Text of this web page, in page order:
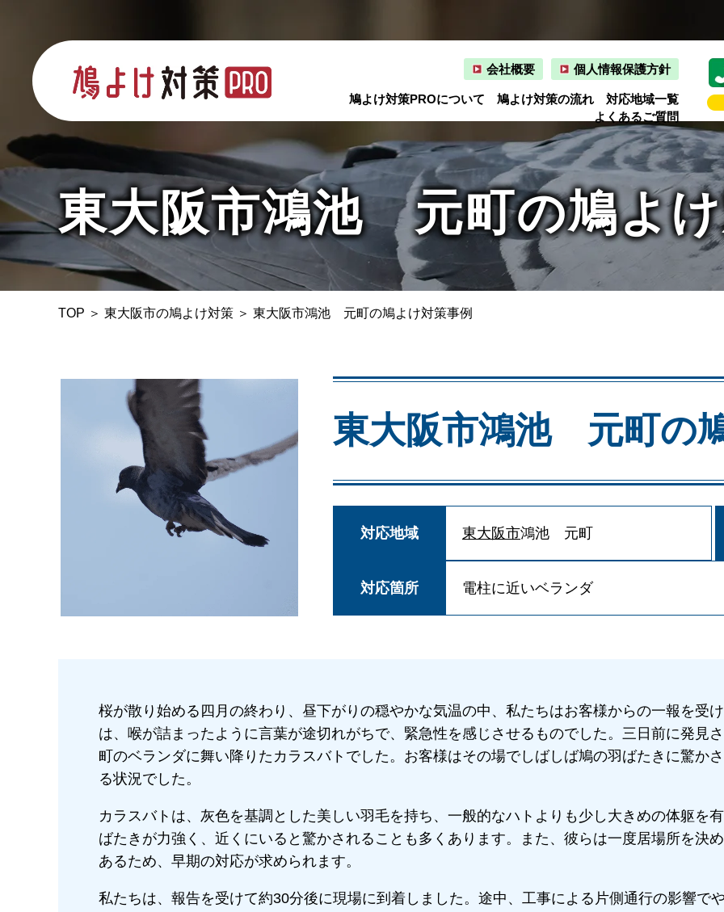
会社概要 個人情報保護方針
鳩よけ対策PROについて 鳩よけ対策の流れ
対応地域一覧
よくあるご質問
東大阪市鴻池 元町の鳩よ
TOP ＞ 東大阪市の鳩よけ対策 ＞ 東大阪市鴻池 元町の鳩よけ対策事例
東大阪市鴻池 元町の
対応地域 東大阪市鴻池 元町
対応箇所 電柱に近いベランダ
桜が散り始める四月の終わり、昼下がりの穏やかな気温の中、私たちはお客様からの一報を受
は、喉が詰まったように言葉が途切れがちで、緊急性を感じさせるものでした。三日前に発見
町のベランダに舞い降りたカラスバトでした。お客様はその場でしばしば鳩の羽ばたきに驚か
る状況でした。
カラスバトは、灰色を基調とした美しい羽毛を持ち、一般的なハトよりも少し大きめの体躯を
ばたきが力強く、近くにいると驚かされることも多くあります。また、彼らは一度居場所を決
あるため、早期の対応が求められます。
私たちは、報告を受けて約30分後に現場に到着しました。途中、工事による片側通行の影響で